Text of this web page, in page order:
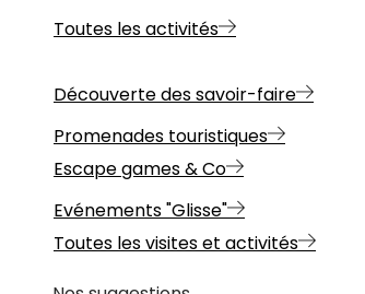
Toutes les activités
Découverte des savoir-faire
Promenades touristiques
Escape games & Co
Evénements "Glisse"
Toutes les visites et activités